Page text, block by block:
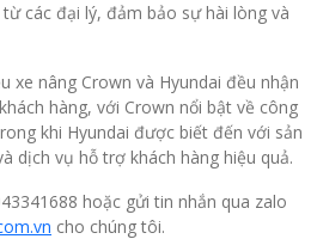
các đại lý, đảm bảo sự hài lòng và
xe nâng Crown và Hyundai đều nhận
hàng, với Crown nổi bật về công
khi Hyundai được biết đến với sản
dịch vụ hỗ trợ khách hàng hiệu quả.
hoặc gửi tin nhắn qua zalo
cho chúng tôi.